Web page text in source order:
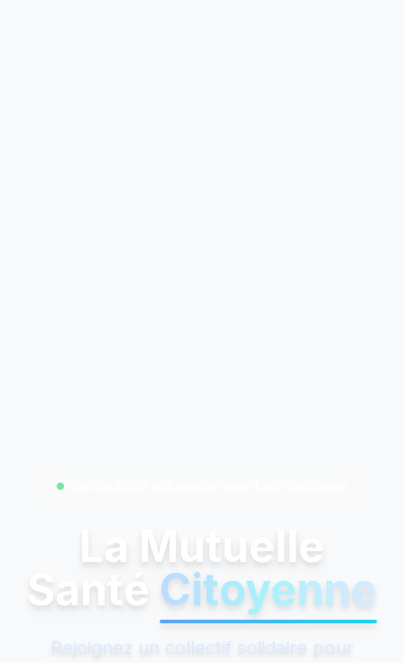
Plus de 6000 adhérents nous font confiance
La Mutuelle
Santé Citoyenne
Rejoignez un collectif solidaire pour